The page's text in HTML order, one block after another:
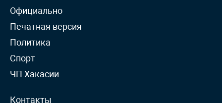
Официально
Печатная версия
Политика
Спорт
ЧП Хакасии
Контакты